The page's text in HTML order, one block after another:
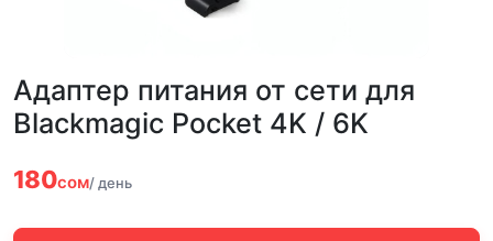
Адаптер питания от сети для
Blackmagic Pocket 4K / 6K
180сом/ день